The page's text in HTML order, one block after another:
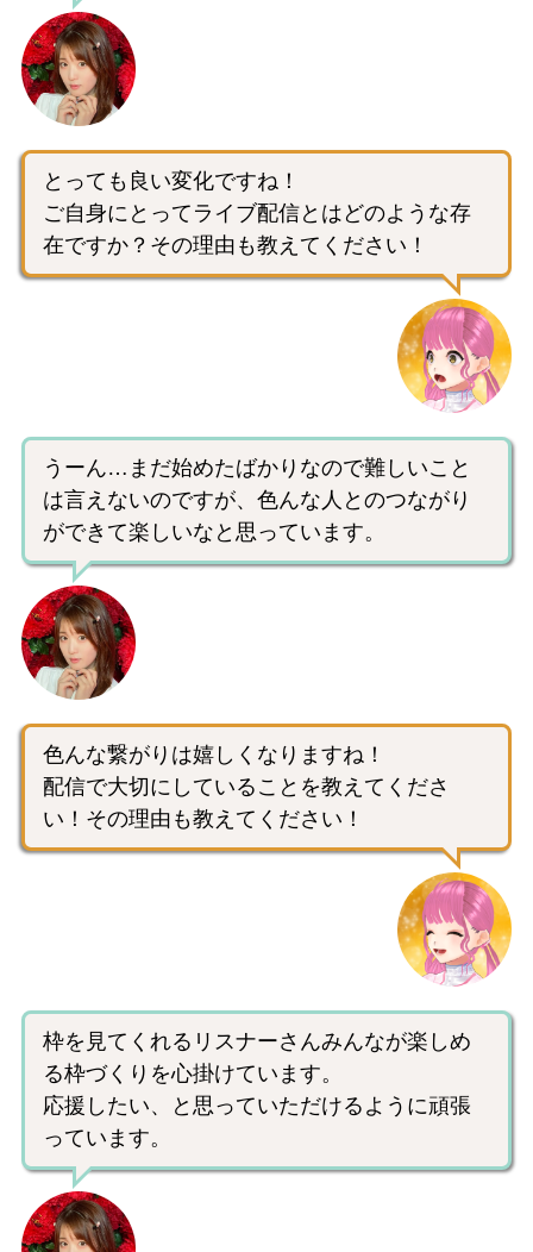
とっても良い変化ですね！
ご自身にとってライブ配信とはどのような存
在ですか？その理由も教えてください！
うーん…まだ始めたばかりなので難しいこと
は言えないのですが、色んな人とのつながり
ができて楽しいなと思っています。
色んな繋がりは嬉しくなりますね！
配信で大切にしていることを教えてくださ
い！その理由も教えてください！
枠を見てくれるリスナーさんみんなが楽しめ
る枠づくりを心掛けています。
応援したい、と思っていただけるように頑張
っています。